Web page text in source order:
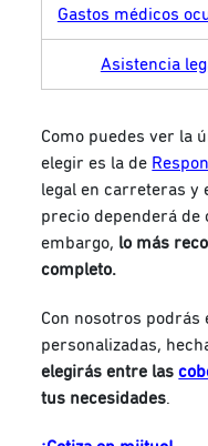
Gastos médicos
Asistencia
Como puedes ver la
elegir es la de
legal en carreteras y
precio dependerá de
embargo, lo más
completo.
Con nosotros
personalizadas,
elegirás entre las
tus necesidades.